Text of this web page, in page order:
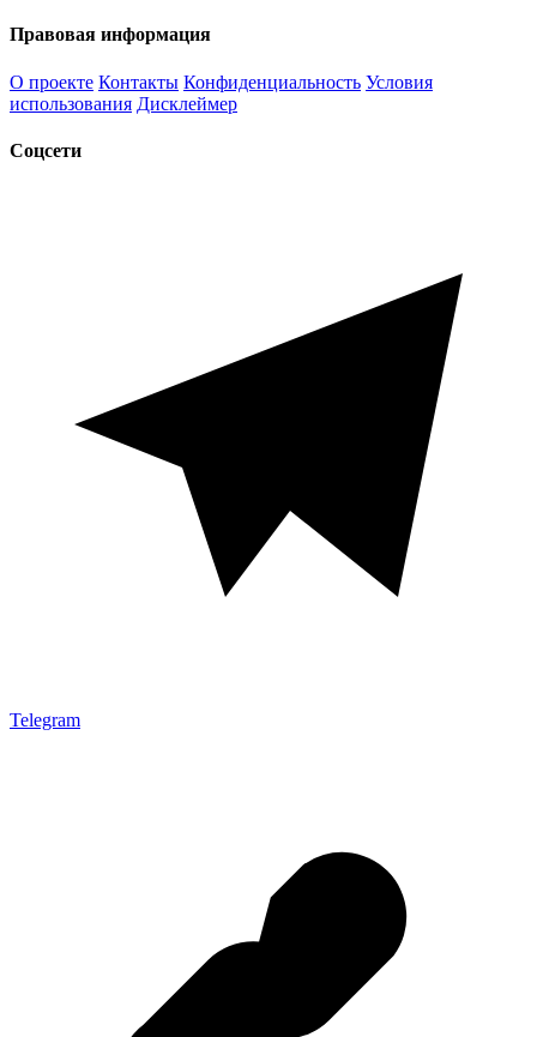
Правовая информация
О проекте Контакты Конфиденциальность Условия
использования Дисклеймер
Соцсети
Telegram